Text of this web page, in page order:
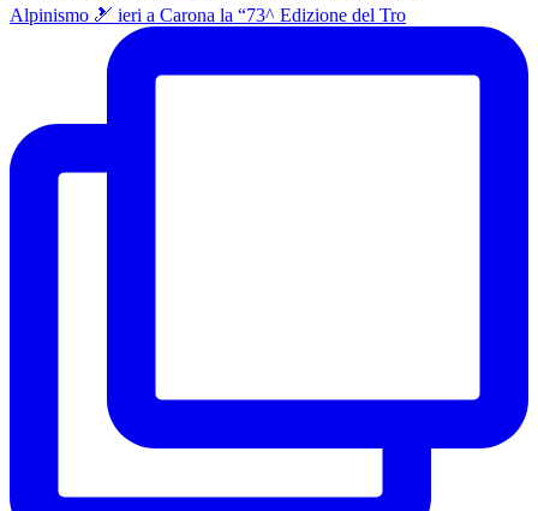
Alpinismo 🎿 ieri a Carona la “73^ Edizione del Tro